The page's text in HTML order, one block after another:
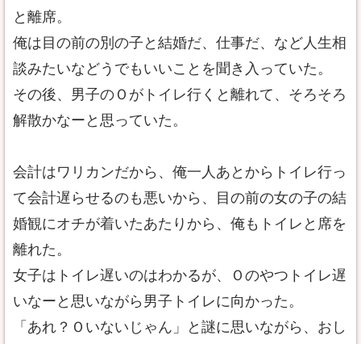
と離席。
俺は目の前の別の子と結婚だ、仕事だ、など人生相
談みたいなどうでもいいことを聞き入っていた。
その後、男子のＯがトイレ行くと離れて、そろそろ
解散かなーと思っていた。
会計はワリカンだから、俺一人あとからトイレ行っ
て会計遅らせるのも悪いから、目の前の女の子の結
婚観にオチが着いたあたりから、俺もトイレと席を
離れた。
女子はトイレ遅いのはわかるが、Ｏのやつトイレ遅
いなーと思いながら男子トイレに向かった。
「あれ？Ｏいないじゃん」と謎に思いながら、おし